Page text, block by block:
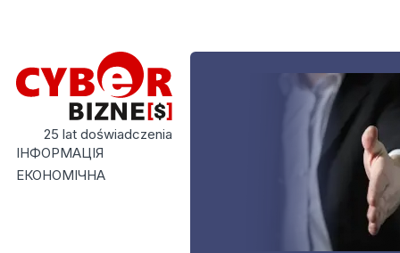
25 lat doświadczenia
ІНФОРМАЦІЯ
ЕКОНОМІЧНА